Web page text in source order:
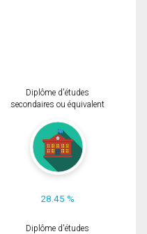
Diplôme d'études
secondaires ou équivalent
28.45 %
Diplôme d'études